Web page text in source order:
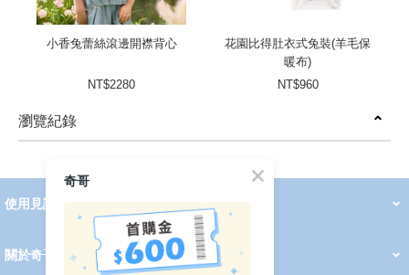
小香兔蕾絲滾邊開襟背心
NT$2280
花園比得肚衣式兔裝(羊毛保
暖布)
NT$960
瀏覽紀錄
prev
next
使用見證 線上DM
2026 PADDINGTON 春夏服飾
2026 Peter Rabbit 春夏服飾
2026 CHIC BASICS春夏服飾
2026 Chic“a”Bon 派對禮服系列
2026 Chic“a”Bon 春夏服飾
媽咪購物指南
關於奇哥
會員中心
奇哥